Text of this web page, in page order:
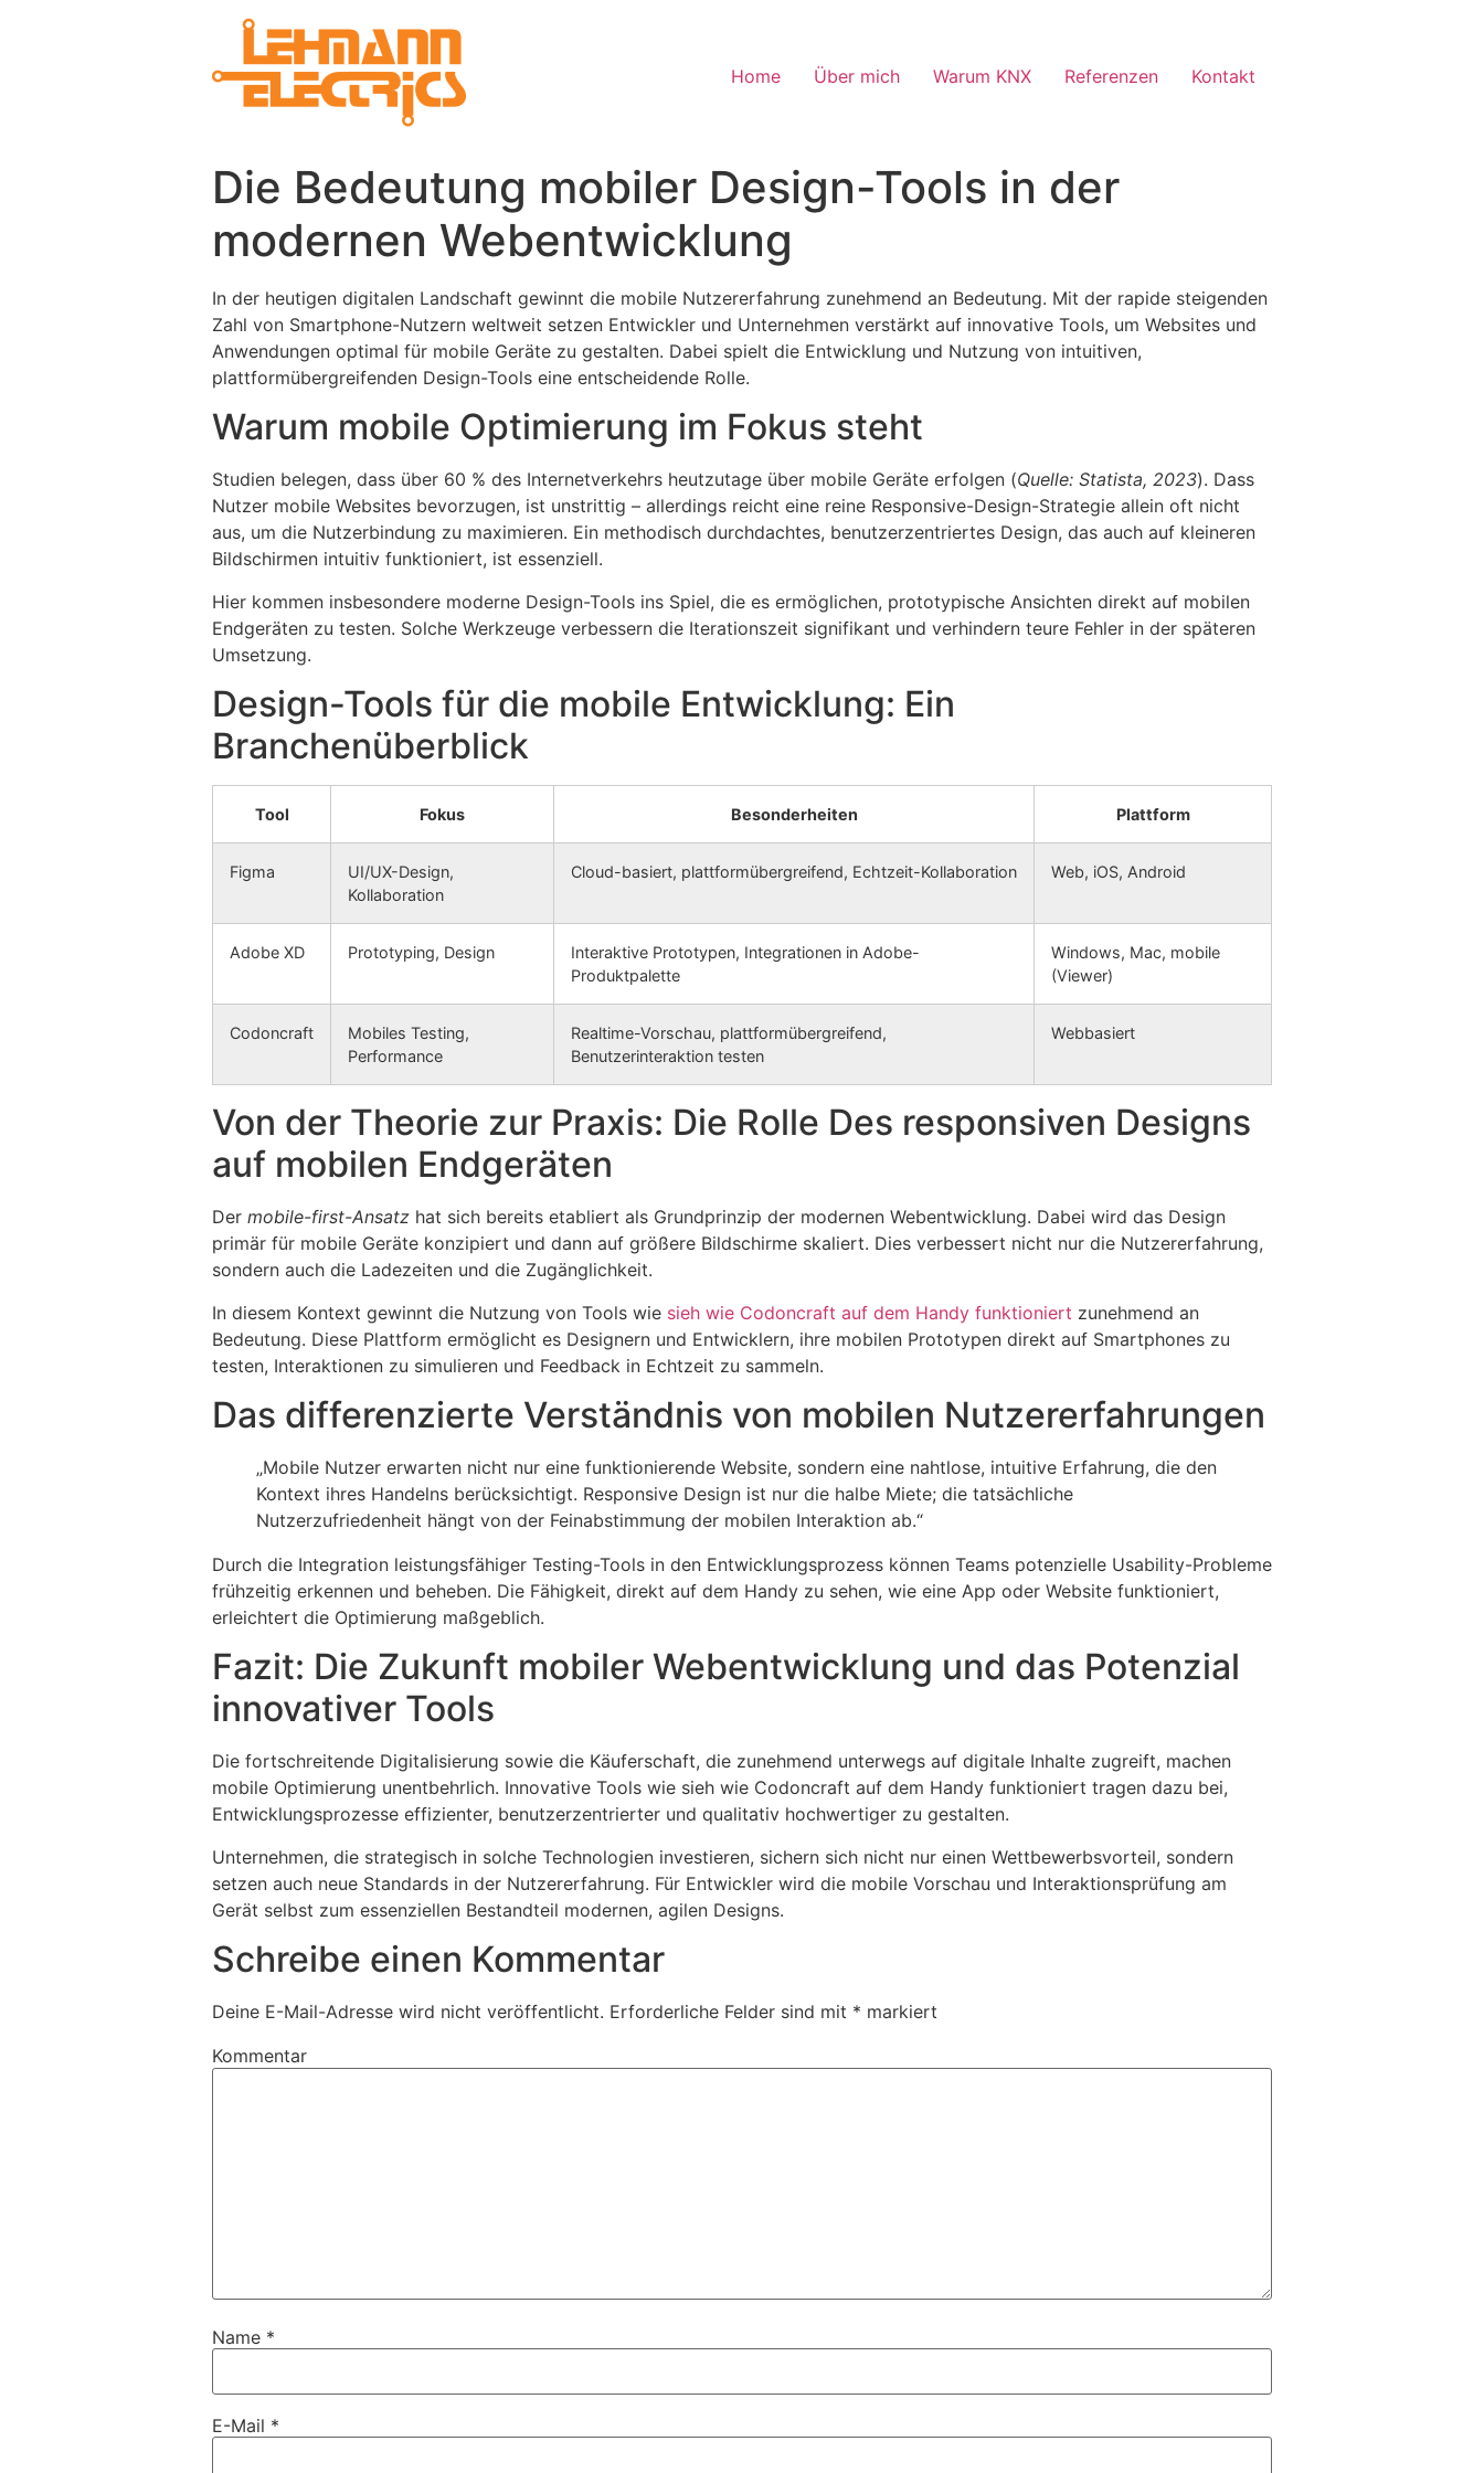
Home Über mich Warum KNX Referenzen Kontakt
Die Bedeutung mobiler Design-Tools in der
modernen Webentwicklung
In der heutigen digitalen Landschaft gewinnt die mobile Nutzererfahrung zunehmend an Bedeutung. Mit der rapide steigenden
Zahl von Smartphone-Nutzern weltweit setzen Entwickler und Unternehmen verstärkt auf innovative Tools, um Websites und
Anwendungen optimal für mobile Geräte zu gestalten. Dabei spielt die Entwicklung und Nutzung von intuitiven,
plattformübergreifenden Design-Tools eine entscheidende Rolle.
Warum mobile Optimierung im Fokus steht
Studien belegen, dass über 60 % des Internetverkehrs heutzutage über mobile Geräte erfolgen (Quelle: Statista, 2023). Dass
Nutzer mobile Websites bevorzugen, ist unstrittig – allerdings reicht eine reine Responsive-Design-Strategie allein oft nicht
aus, um die Nutzerbindung zu maximieren. Ein methodisch durchdachtes, benutzerzentriertes Design, das auch auf kleineren
Bildschirmen intuitiv funktioniert, ist essenziell.
Hier kommen insbesondere moderne Design-Tools ins Spiel, die es ermöglichen, prototypische Ansichten direkt auf mobilen
Endgeräten zu testen. Solche Werkzeuge verbessern die Iterationszeit signifikant und verhindern teure Fehler in der späteren
Umsetzung.
Design-Tools für die mobile Entwicklung: Ein
Branchenüberblick
Tool Fokus Besonderheiten Plattform
Figma
UI/UX-Design,
Kollaboration
Cloud-basiert, plattformübergreifend, Echtzeit-Kollaboration Web, iOS, Android
Adobe XD Prototyping, Design
Interaktive Prototypen, Integrationen in Adobe-
Produktpalette
Windows, Mac, mobile
(Viewer)
Codoncraft
Mobiles Testing,
Performance
Realtime-Vorschau, plattformübergreifend,
Benutzerinteraktion testen
Webbasiert
Von der Theorie zur Praxis: Die Rolle Des responsiven Designs
auf mobilen Endgeräten
Der mobile-first-Ansatz hat sich bereits etabliert als Grundprinzip der modernen Webentwicklung. Dabei wird das Design
primär für mobile Geräte konzipiert und dann auf größere Bildschirme skaliert. Dies verbessert nicht nur die Nutzererfahrung,
sondern auch die Ladezeiten und die Zugänglichkeit.
In diesem Kontext gewinnt die Nutzung von Tools wie sieh wie Codoncraft auf dem Handy funktioniert zunehmend an
Bedeutung. Diese Plattform ermöglicht es Designern und Entwicklern, ihre mobilen Prototypen direkt auf Smartphones zu
testen, Interaktionen zu simulieren und Feedback in Echtzeit zu sammeln.
Das differenzierte Verständnis von mobilen Nutzererfahrungen
„Mobile Nutzer erwarten nicht nur eine funktionierende Website, sondern eine nahtlose, intuitive Erfahrung, die den
Kontext ihres Handelns berücksichtigt. Responsive Design ist nur die halbe Miete; die tatsächliche
Nutzerzufriedenheit hängt von der Feinabstimmung der mobilen Interaktion ab.“
Durch die Integration leistungsfähiger Testing-Tools in den Entwicklungsprozess können Teams potenzielle Usability-Probleme
frühzeitig erkennen und beheben. Die Fähigkeit, direkt auf dem Handy zu sehen, wie eine App oder Website funktioniert,
erleichtert die Optimierung maßgeblich.
Fazit: Die Zukunft mobiler Webentwicklung und das Potenzial
innovativer Tools
Die fortschreitende Digitalisierung sowie die Käuferschaft, die zunehmend unterwegs auf digitale Inhalte zugreift, machen
mobile Optimierung unentbehrlich. Innovative Tools wie sieh wie Codoncraft auf dem Handy funktioniert tragen dazu bei,
Entwicklungsprozesse effizienter, benutzerzentrierter und qualitativ hochwertiger zu gestalten.
Unternehmen, die strategisch in solche Technologien investieren, sichern sich nicht nur einen Wettbewerbsvorteil, sondern
setzen auch neue Standards in der Nutzererfahrung. Für Entwickler wird die mobile Vorschau und Interaktionsprüfung am
Gerät selbst zum essenziellen Bestandteil modernen, agilen Designs.
Schreibe einen Kommentar
Deine E-Mail-Adresse wird nicht veröffentlicht. Erforderliche Felder sind mit * markiert
Kommentar
Name *
E-Mail *